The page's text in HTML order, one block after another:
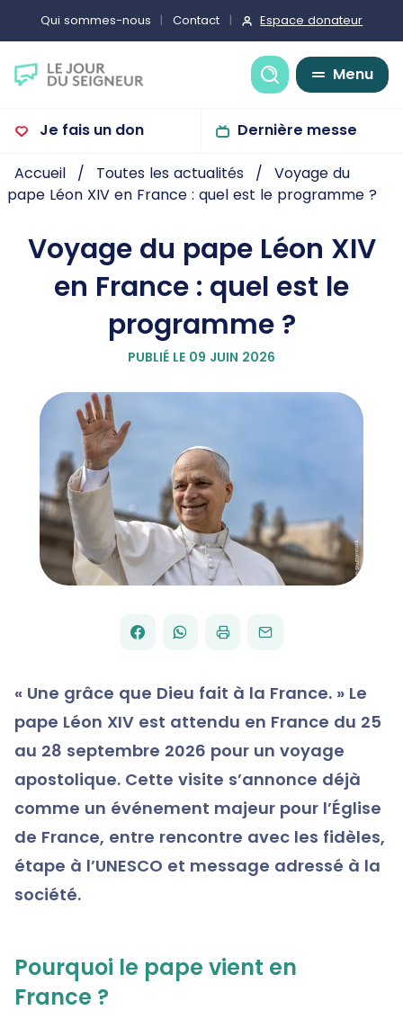
Qui sommes-nous Contact Espace donateur
Recherche
Menu
Je fais un don Dernière messe
Accueil Toutes les actualités
Voyage du
pape Léon XIV en France : quel est le programme ?
Voyage du pape Léon XIV
en France : quel est le
programme ?
PUBLIÉ LE 09 JUIN 2026
PARTAGER
FACEBOOK
PARTAGER
WHATSAPP
IMPRIMERENVOYER
PAR
EMAIL
« Une grâce que Dieu fait à la France. » Le
pape Léon XIV est attendu en France du 25
au 28 septembre 2026 pour un voyage
apostolique. Cette visite s’annonce déjà
comme un événement majeur pour l’Église
de France, entre rencontre avec les fidèles,
étape à l’UNESCO et message adressé à la
société.
Pourquoi le pape vient en
France ?